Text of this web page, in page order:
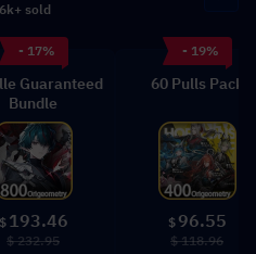
sold
- 17%
Guaranteed
Bundle
$ 193.46
$ 232.95
- 19%
60 Pulls Pack
$ 96.55
$ 118.96